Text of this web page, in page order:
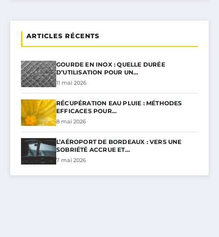
ARTICLES RÉCENTS
GOURDE EN INOX : QUELLE DURÉE
D’UTILISATION POUR UN…
11 mai 2026
RÉCUPÉRATION EAU PLUIE : MÉTHODES
EFFICACES POUR…
8 mai 2026
L’AÉROPORT DE BORDEAUX : VERS UNE
SOBRIÉTÉ ACCRUE ET…
7 mai 2026